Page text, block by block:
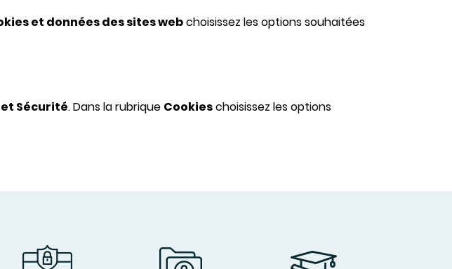
et données des sites webchoisissez les options souhaitées
Sécurité. Dans la rubrique Cookieschoisissez les options